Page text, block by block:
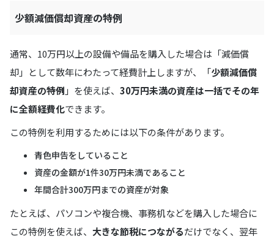
少額減価償却資産の特例
通常、10万円以上の設備や備品を購入した場合は「減価償
却」として数年にわたって経費計上しますが、「少額減価償
却資産の特例 」を使えば、 30万円未満の資産は一括でその年
に全額経費化できます。
この特例を利用するためには以下の条件があります。
青色申告をしていること
資産の金額が1件30万円未満であること
年間合計300万円までの資産が対象
たとえば、パソコンや複合機、事務机などを購入した場合に
この特例を使えば、 大きな節税につながるだけでなく、翌年